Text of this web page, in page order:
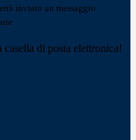
inviato un messaggio
di posta elettronica!